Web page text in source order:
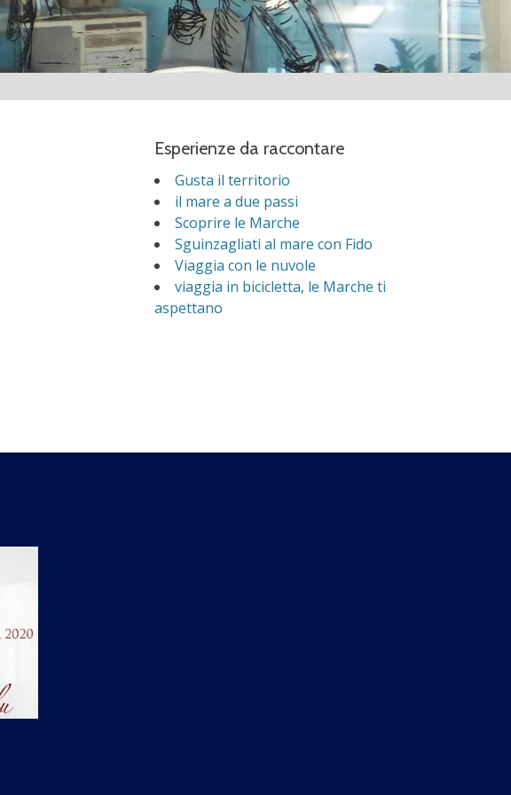
Esperienze da raccontare
Gusta il territorio
il mare a due passi
Scoprire le Marche
Sguinzagliati al mare con Fido
Viaggia con le nuvole
viaggia in bicicletta, le Marche ti
aspettano